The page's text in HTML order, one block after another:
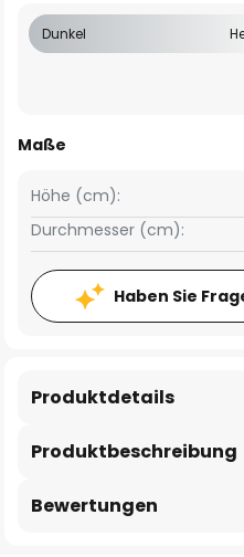
Dunkel
Maße
Höhe (cm):
Durchmesser (cm):
Haben Sie
Produktbeschreibung
Produktdetails
Bewertungen